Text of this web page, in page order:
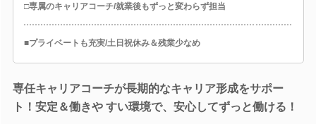
□専属のキャリアコーチ/就業後もずっと変わらず担当
■プライベートも充実/土日祝休み＆残業少なめ
専任キャリアコーチが長期的なキャリア形成をサポー
ト！安定＆働きや すい環境で、安心してずっと働ける！